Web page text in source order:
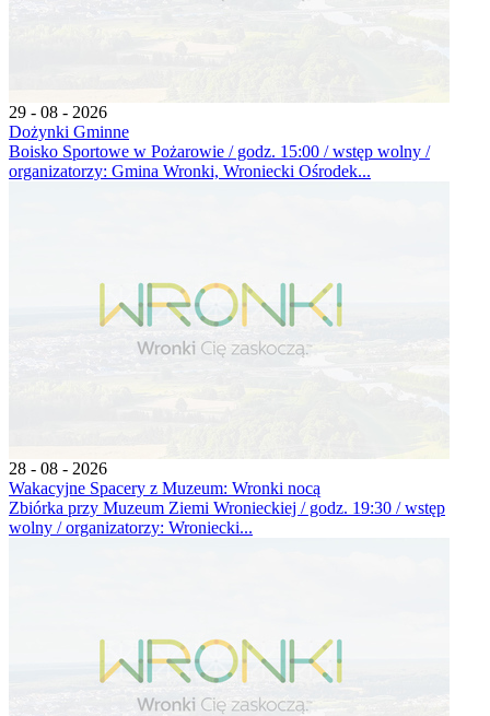
29 - 08 - 2026
Dożynki Gminne
Boisko Sportowe w Pożarowie / godz. 15:00 / wstęp wolny /
organizatorzy: Gmina Wronki, Wroniecki Ośrodek...
28 - 08 - 2026
Wakacyjne Spacery z Muzeum: Wronki nocą
Zbiórka przy Muzeum Ziemi Wronieckiej / godz. 19:30 / wstęp
wolny / organizatorzy: Wroniecki...